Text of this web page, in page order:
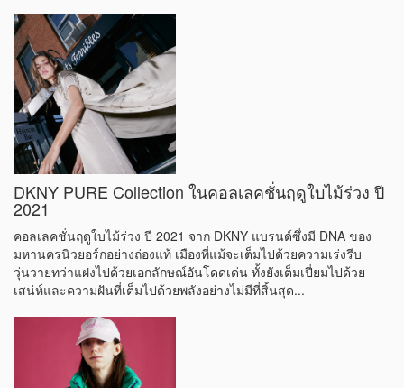
DKNY PURE Collection ในคอลเลคชั่นฤดูใบไม้ร่วง ปี
2021
คอลเลคชั่นฤดูใบไม้ร่วง ปี 2021 จาก DKNY แบรนด์ซึ่งมี DNA ของ
มหานครนิวยอร์กอย่างถ่องแท้ เมืองที่แม้จะเต็มไปด้วยความเร่งรีบ
วุ่นวายทว่าแฝงไปด้วยเอกลักษณ์อันโดดเด่น ทั้งยังเต็มเปี่ยมไปด้วย
เสน่ห์และความฝันที่เต็มไปด้วยพลังอย่างไม่มีที่สิ้นสุด...